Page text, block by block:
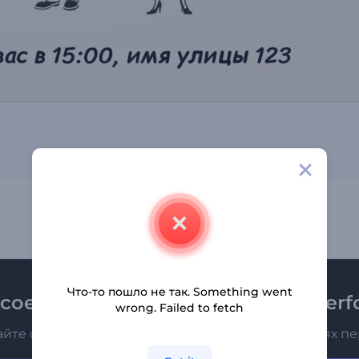
к рассылке
о последних новостях и новых предложениях
Что-то пошло не так. Something went
wrong. Failed to fetch